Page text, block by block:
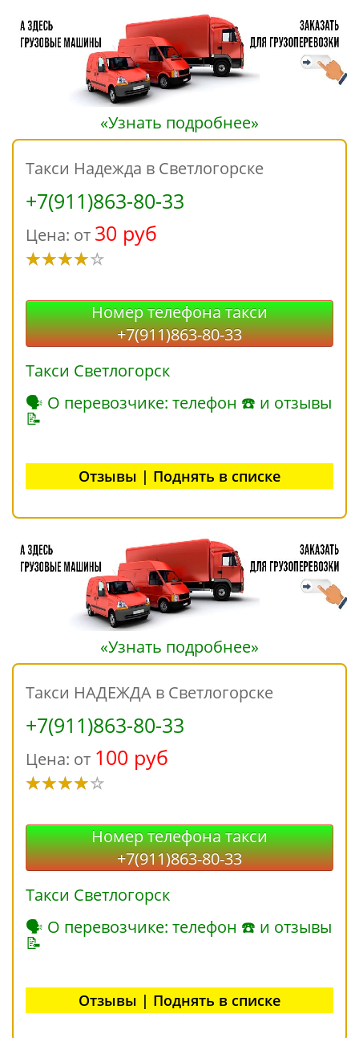
«Узнать подробнее»
Такси Надежда в Светлогорске
+7(911)863-80-33
Цена: от 30 руб
Номер телефона такси
+7(911)863-80-33
Такси Светлогорск
🗣 О перевозчике: телефон ☎ и отзывы
📝
Отзывы | Поднять в списке
«Узнать подробнее»
Такси НАДЕЖДА в Светлогорске
+7(911)863-80-33
Цена: от 100 руб
Номер телефона такси
+7(911)863-80-33
Такси Светлогорск
🗣 О перевозчике: телефон ☎ и отзывы
📝
Отзывы | Поднять в списке